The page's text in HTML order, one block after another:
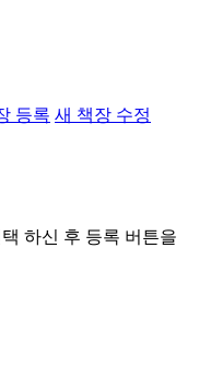
등록 새 책장 수정
하신 후 등록 버튼을